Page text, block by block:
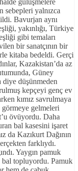
gülüşmelere
sebepleri yalnızca
Bavurjan aynı
yakınlığı, Türkiye
gibi temaları
bir sanatçının bir
kitaba bedeldi. Gerçi
Kazakistan’da az
Güney
diye düşünmeden
kepçeyi genç ev
kımız savrulmaya
gelmeleri
övüyordu. Daha
bal kasesini işaret
da Kazıkurt Dağının
farklıydı.
Yaygın pamuk
bal topluyordu. Pamuk